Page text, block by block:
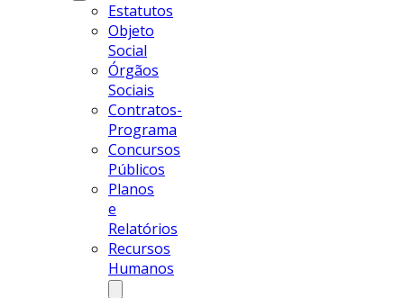
Estatutos
Objeto
Social
Órgãos
Sociais
Contratos-
Programa
Concursos
Públicos
Planos
e
Relatórios
Recursos
Humanos